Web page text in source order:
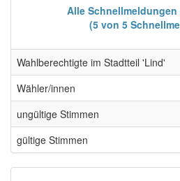
Alle
(5 von 5
Wahlberechtigte im Stadtteil 'Lind'
Wähler/innen
ungültige Stimmen
gültige Stimmen